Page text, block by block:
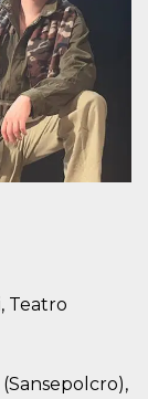
Teatro
Descripción
Esta cookie es
utilizada por el
servicio
CloudFlare para
identificar el
tráfico web de
confianza y
anular cualquier
restricción de
seguridad de un
maliciosos.